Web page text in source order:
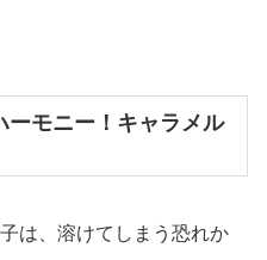
ーモニー！キャラメル
は、溶けてしまう恐れか